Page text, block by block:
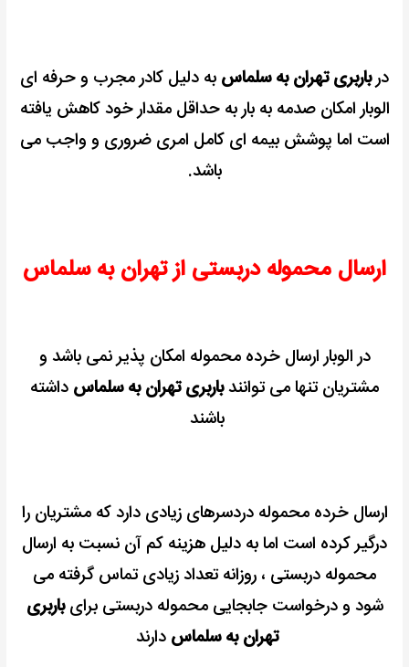
درباربری تهران به سلماس به دلیل کادر مجرب و حرفه ای
الوبار امکان صدمه به بار به حداقل مقدار خود کاهش یافته
است اما پوشش بیمه ای کامل امری ضروری و واجب می
باشد.
ارسال محموله دربستی از تهران به سلماس
در الوبار ارسال خرده محموله امکان پذیر نمی باشد و
مشتریان تنها می توانندباربری تهران به سلماس داشته
باشند
ارسال خرده محموله دردسرهای زیادی دارد که مشتریان را
درگیر کرده است اما به دلیل هزینه کم آن نسبت به ارسال
محموله دربستی ، روزانه تعداد زیادی تماس گرفته می
شود و درخواست جابجایی محموله دربستی برایباربری
تهران به سلماس دارند